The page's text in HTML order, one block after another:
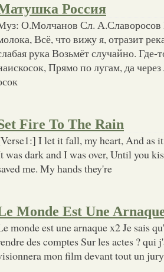
Россия
О.Молчанов Сл. А.Славоросов
Всё, что вижу я, отразит
рука Возьмёт случайно. Где-
Прямо по лугам, да
Fire To The Rain
I let it fall, my heart, And as
was dark and I was over, Until you
me. My hands they're
Monde Est Une
monde est une arnaque x2 Je sais
des comptes Sur les actes ? qui
mon film devant tout un